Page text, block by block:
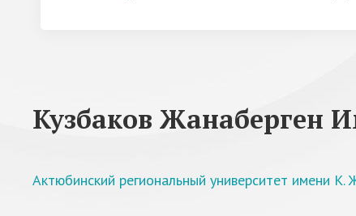
Кузбаков Жанаберген
Актюбинский региональный университет имени К.